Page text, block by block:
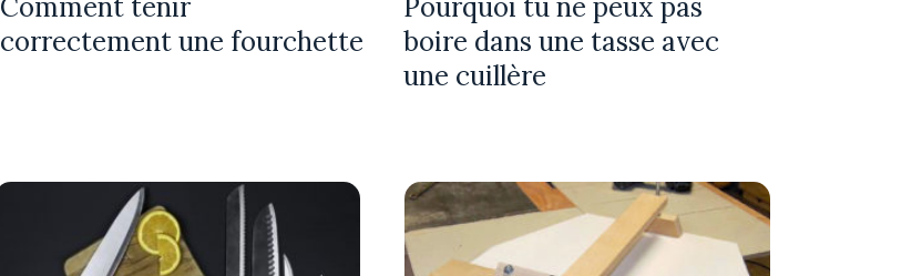
Comment tenir
correctement une fourchette
Pourquoi tu ne peux pas
boire dans une tasse avec
une cuillère